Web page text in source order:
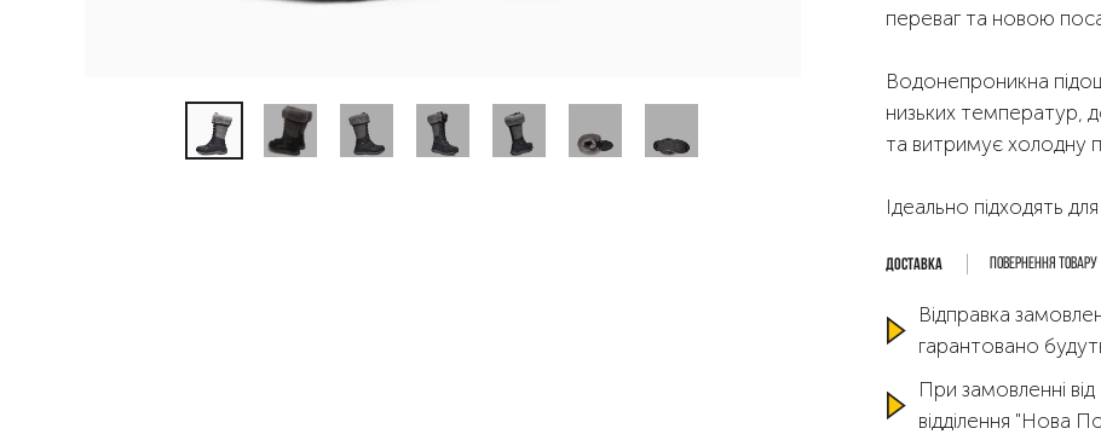
переваг та новою
Водонепроникна
низьких температур,
та витримує холодну
Ідеально підходять
Повернення товару
Відправка
гарантовано
При замовленні
відділення "Нова